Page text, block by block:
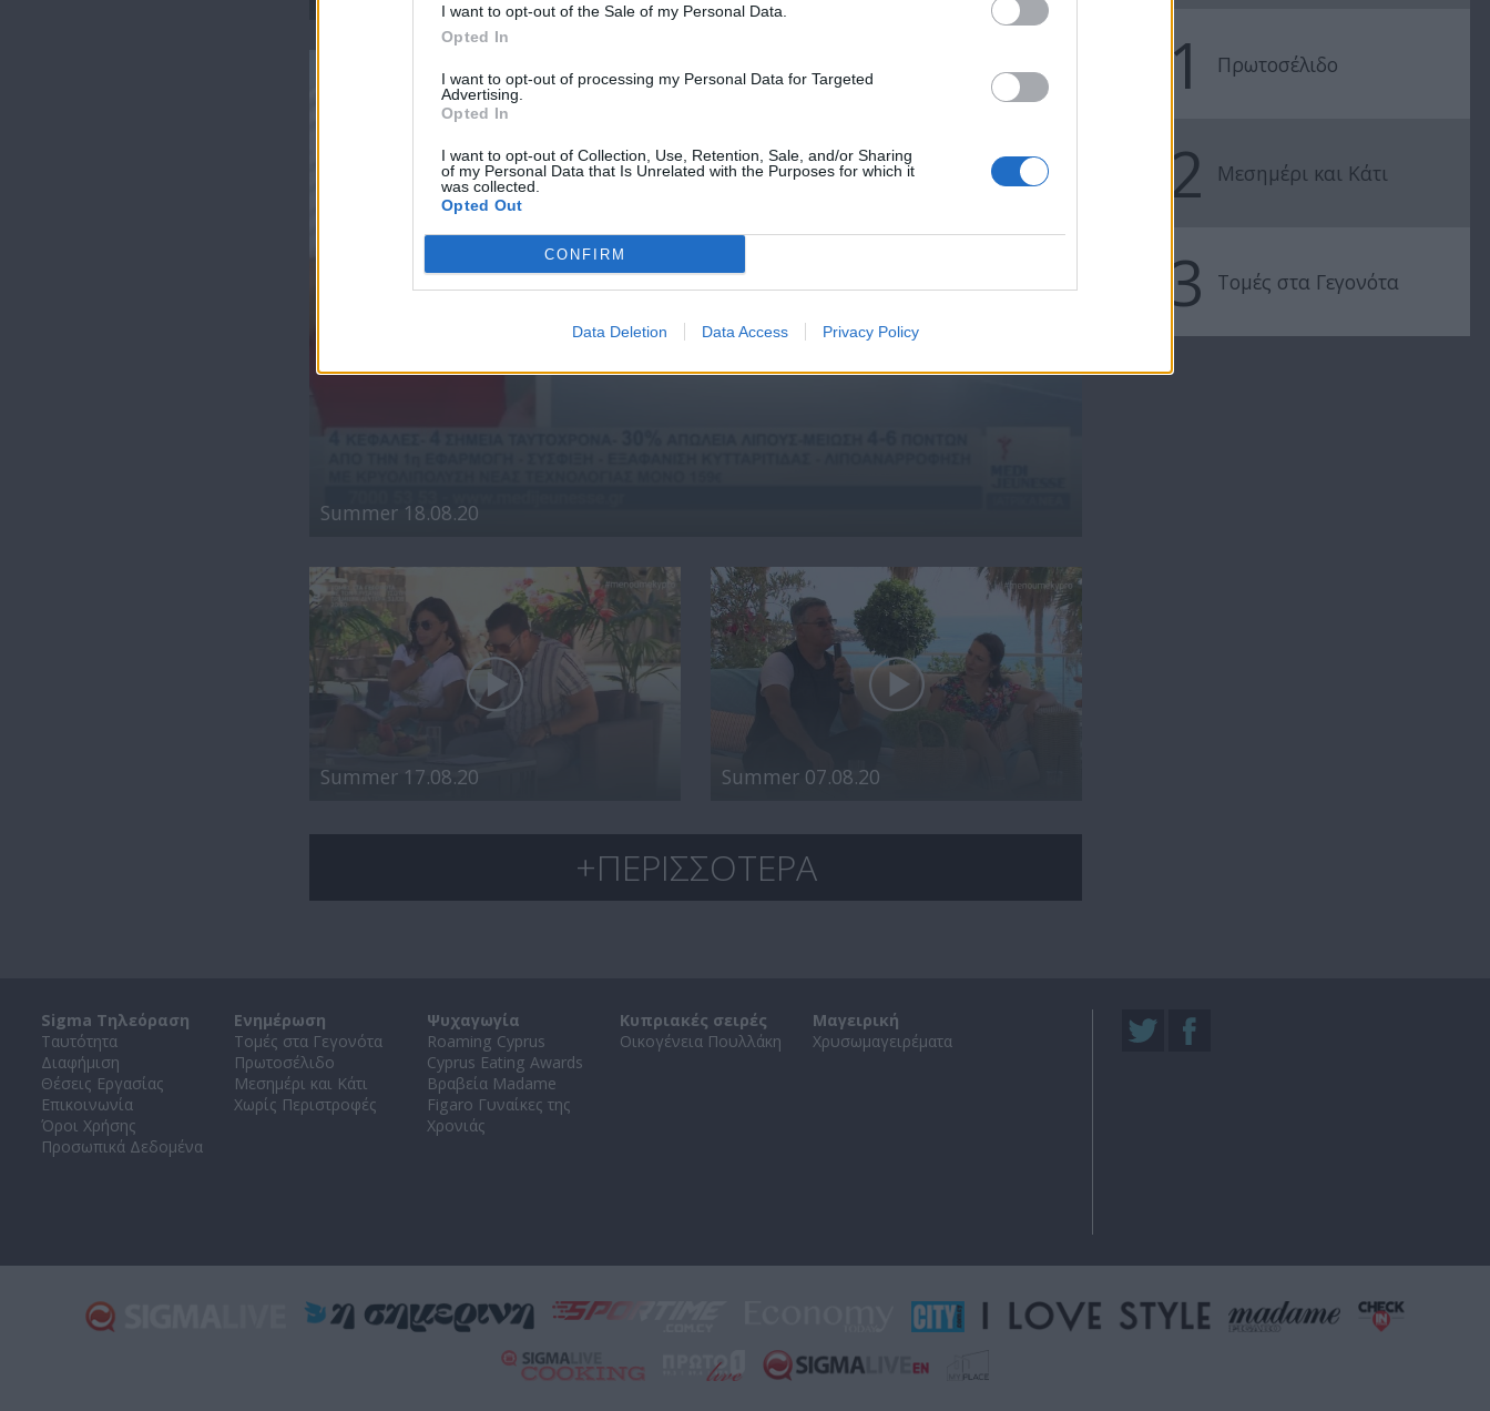
I want to opt-out of the Sale of my Personal Data.
Opted In
I want to opt-out of processing my Personal Data for Targeted
Advertising.
Opted In
I want to opt-out of Collection, Use, Retention, Sale, and/or Sharing
of my Personal Data that Is Unrelated with the Purposes for which it
was collected.
Opted Out
CONFIRM
Data Deletion Data Access Privacy Policy
Summer 18.08.20
Summer 17.08.20 Summer 07.08.20
+ΠΕΡΙΣΣΟΤΕΡΑ
1 Πρωτοσέλιδο
2 Μεσημέρι και Κάτι
3 Τομές στα Γεγονότα
Sigma Τηλεόραση
Ταυτότητα
Διαφήμιση
Θέσεις Εργασίας
Επικοινωνία
Όροι Χρήσης
Προσωπικά Δεδομένα
Ενημέρωση
Τομές στα Γεγονότα
Πρωτοσέλιδο
Μεσημέρι και Κάτι
Χωρίς Περιστροφές
Ψυχαγωγία
Roaming Cyprus
Cyprus Eating Awards
Βραβεία Madame
Figaro Γυναίκες της
Χρονιάς
Κυπριακές σειρές
Οικογένεια Πουλλάκη
Μαγειρική
Χρυσωμαγειρέματα